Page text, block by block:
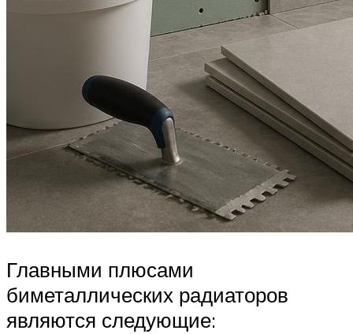
Главными плюсами
биметаллических радиаторов
являются следующие: